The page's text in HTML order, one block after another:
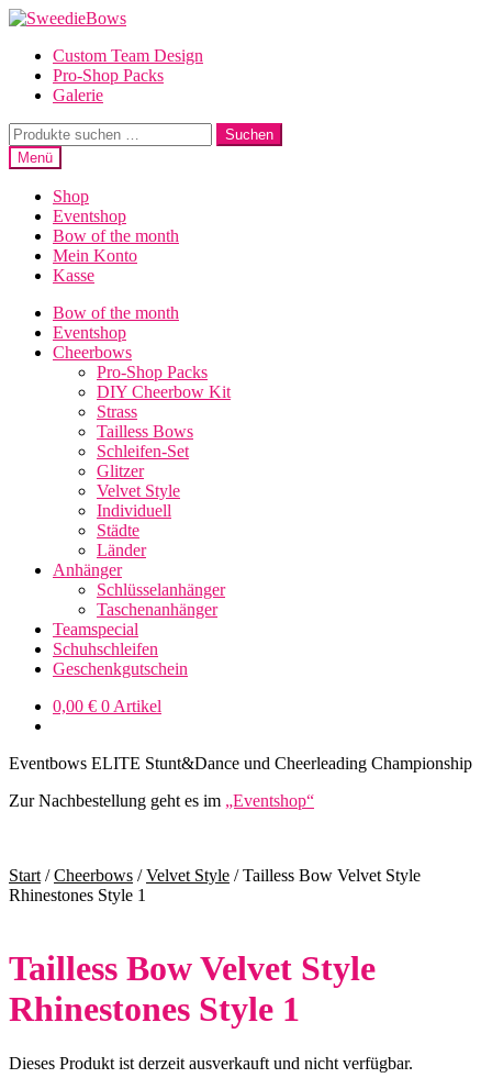
Zur
springen
Zum
springenCustom Team Design
Pro-Shop Packs
Galerie
Suche
nach:
Suchen
Menü
Shop
Eventshop
Bow of the month
Mein Konto
Kasse
Bow of the month
Eventshop
Cheerbows
Pro-Shop Packs
DIY Cheerbow Kit
Strass
Tailless Bows
Schleifen-Set
Glitzer
Velvet Style
Individuell
Städte
Länder
Anhänger
Schlüsselanhänger
Taschenanhänger
Teamspecial
Schuhschleifen
Geschenkgutschein
0,00 € 0 Artikel
Eventbows ELITE Stunt&Dance und Cheerleading Championship
Zur Nachbestellung geht es im „Eventshop“
Start /Cheerbows /Velvet Style /Tailless Bow Velvet Style
Rhinestones Style 1
Tailless Bow Velvet Style
Rhinestones Style 1
Dieses Produkt ist derzeit ausverkauft und nicht verfügbar.